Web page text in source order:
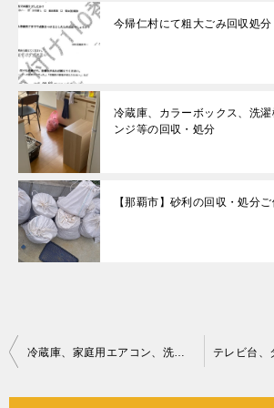
今帰仁村にて粗大ごみ回収処
冷蔵庫、カラーボックス、洗
ンジ等の回収・処分
【那覇市】砂利の回収・処分
投
冷蔵庫、家庭用エアコン、洗濯機、食器棚、食器、タンス等の回収